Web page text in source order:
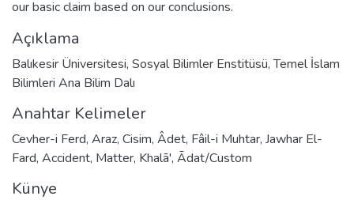
our basic claim based on our conclusions.
Açıklama
Balıkesir Üniversitesi, Sosyal Bilimler Enstitüsü, Temel İslam
Bilimleri Ana Bilim Dalı
Anahtar Kelimeler
Cevher-i Ferd, Araz, Cisim, Âdet, Fâil-i Muhtar, Jawhar El-
Fard, Accident, Matter, Khalā', Ādat/Custom
Künye